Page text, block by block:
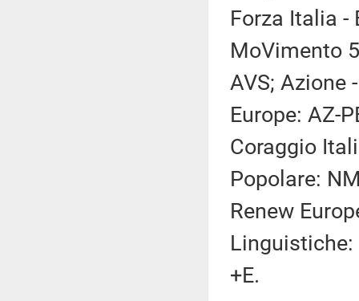
Forza Italia -
MoVimento
AVS; Azione
Europe: AZ-
Coraggio
Popolare:
Renew
+E.